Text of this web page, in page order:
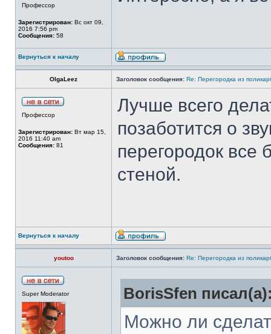
Профессор
Зарегистрирован: Вс окт 09,
2016 7:56 pm
Сообщения: 58
Вернуться к началу
OlgaLeez Заголовок сообщения: Re: Перегородка из
Профессор
Зарегистрирован: Вт мар 15,
2016 11:40 am
Сообщения: 81
Лучше всего
позаботится о
перегородок все
стеной.
Вернуться к началу
youtoo Заголовок сообщения: Re: Перегородка из
Super Moderator BorisSfen
Можно ли